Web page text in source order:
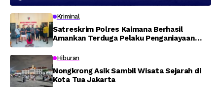
Kriminal
Satreskrim Polres Kaimana Berhasil
Amankan Terduga Pelaku Penganiayaan
Hiburan
Nongkrong Asik Sambil Wisata Sejarah di
Kota Tua Jakarta